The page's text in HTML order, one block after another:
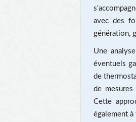
avec des
génération,
Une
éventuels
de
de
Cette
également